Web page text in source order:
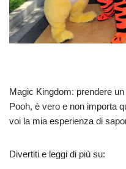
Magic Kingdom: prendere
Pooh, è vero e non importa
voi la mia esperienza di
Divertiti e leggi di più su: